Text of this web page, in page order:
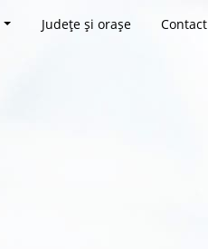
Județe și orașe Contact